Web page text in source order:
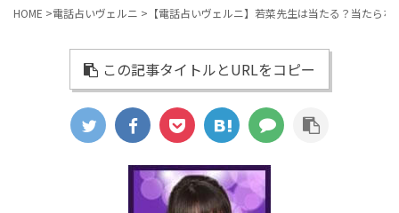
HOME >電話占いヴェルニ > 【電話占いヴェルニ】若菜先生は当たる？当たら
この記事タイトルとURLをコピー